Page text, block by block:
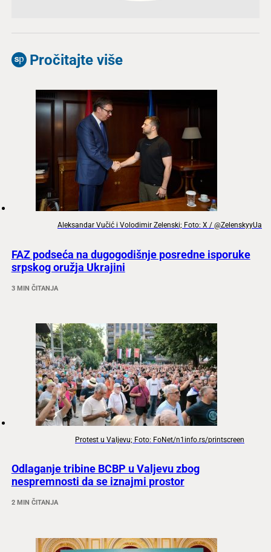
Pročitajte više
Aleksandar Vučić i Volodimir Zelenski; Foto: X / @ZelenskyyUa
FAZ podseća na dugogodišnje posredne isporuke
srpskog oružja Ukrajini
3 MIN ČITANJA
Protest u Valjevu; Foto: FoNet/n1info.rs/printscreen
Odlaganje tribine BCBP u Valjevu zbog
nespremnosti da se iznajmi prostor
2 MIN ČITANJA